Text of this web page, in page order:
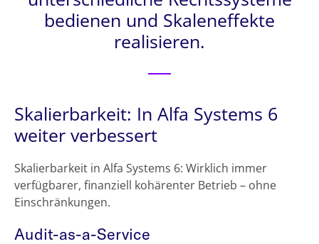
bedienen und Skaleneffekte
realisieren.
Skalierbarkeit: In Alfa Systems 6
weiter verbessert
Skalierbarkeit in Alfa Systems 6: Wirklich immer
verfügbarer, finanziell kohärenter Betrieb – ohne
Einschränkungen.
Audit-as-a-Service